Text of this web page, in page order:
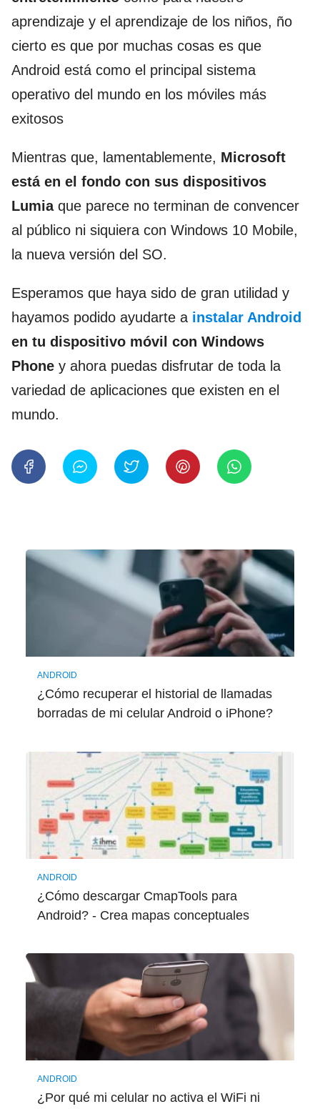
aprendizaje y el aprendizaje de los niños, ño
cierto es que por muchas cosas es que
Android está como el principal sistema
operativo del mundo en los móviles más
exitosos
Mientras que, lamentablemente, Microsoft
está en el fondo con sus dispositivos
Lumiaque parece no terminan de convencer
al público ni siquiera con Windows 10 Mobile,
la nueva versión del SO.
Esperamos que haya sido de gran utilidad y
hayamos podido ayudarte a instalar Android
en tu dispositivo móvil con Windows
Phone y ahora puedas disfrutar de toda la
variedad de aplicaciones que existen en el
mundo.
ANDROID
¿Cómo recuperar el historial de llamadas
borradas de mi celular Android o iPhone?
ANDROID
¿Cómo descargar CmapTools para
Android? - Crea mapas conceptuales
ANDROID
¿Por qué mi celular no activa el WiFi ni